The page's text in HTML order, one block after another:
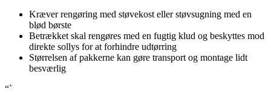
Kræver rengøring med støvekost eller støvsugning med en
blød børste
Betrækket skal rengøres med en fugtig klud og beskyttes mod
direkte sollys for at forhindre udtørring
Størrelsen af pakkerne kan gøre transport og montage lidt
besværlig
“`